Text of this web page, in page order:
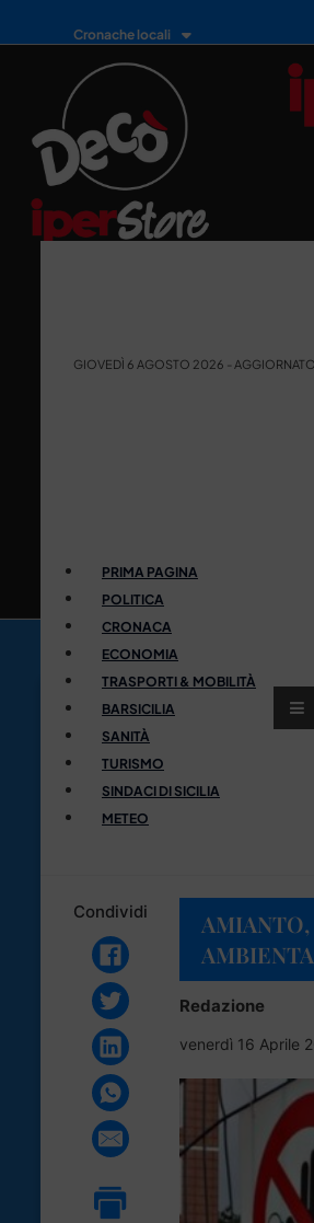
Cronache locali
GIOVEDÌ 6 AGOSTO 2026 -
PRIMA PAGINA
POLITICA
CRONACA
ECONOMIA
TRASPORTI & MOBILITÀ
BARSICILIA
SANITÀ
TURISMO
SINDACI DI SICILIA
METEO
Condividi
Redazione
venerdì 16 Aprile